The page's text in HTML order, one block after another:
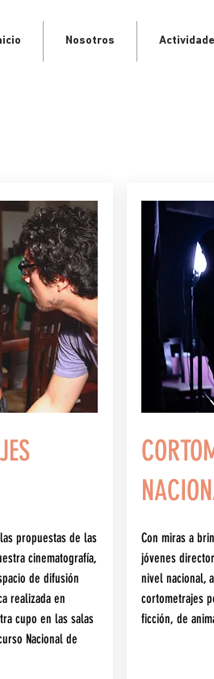
Nosotros
propuestas de las
cinematografía,
de difusión
realizada en
cupo en las salas
Nacional de
Con miras a
jóvenes
nivel nacional,
cortometrajes
ficción, de